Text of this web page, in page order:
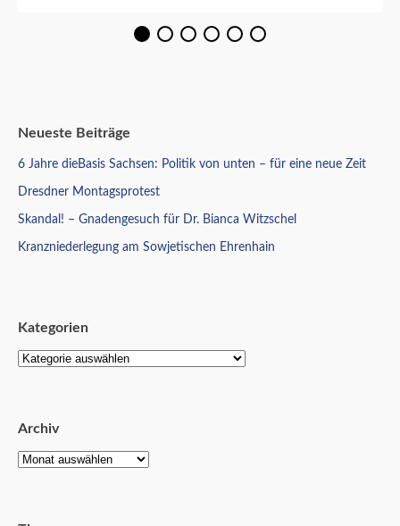
Neueste Beiträge
6 Jahre dieBasis Sachsen: Politik von unten – für eine neue Zeit
Dresdner Montagsprotest
Skandal! – Gnadengesuch für Dr. Bianca Witzschel
Kranzniederlegung am Sowjetischen Ehrenhain
Kategorien
Archiv